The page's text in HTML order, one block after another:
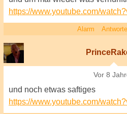
https://www.youtube.com/
Alarm
Vor 8
und noch etwas saftiges
https://www.youtube.com/